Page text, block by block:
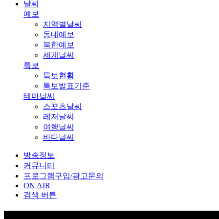
날씨
예보
지역별날씨
동네예보
북한예보
세계날씨
특보
특보현황
특보발표기준
테마날씨
스포츠날씨
레저날씨
여행날씨
바다날씨
방송정보
커뮤니티
프로그램구입/광고문의
ON AIR
검색 버튼